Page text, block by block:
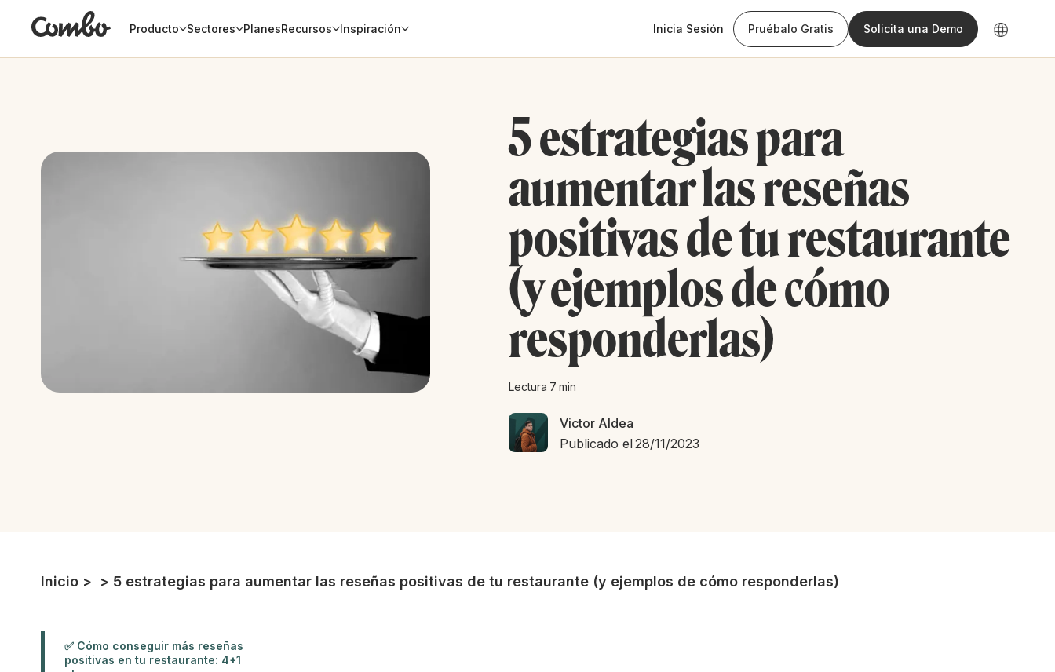
Producto Sectores PlanesRecursos Inspiración Inicia Sesión Pruébalo Gratis Solicita una Demo
5 estrategias para
aumentar las reseñas
positivas de tu restaurante
(y ejemplos de cómo
responderlas)
Lectura 7 min
Victor Aldea
Publicado el28/11/2023
Inicio > > 5 estrategias para aumentar las reseñas positivas de tu restaurante (y ejemplos de cómo responderlas)
✅ Cómo conseguir más reseñas
positivas en tu restaurante: 4+1